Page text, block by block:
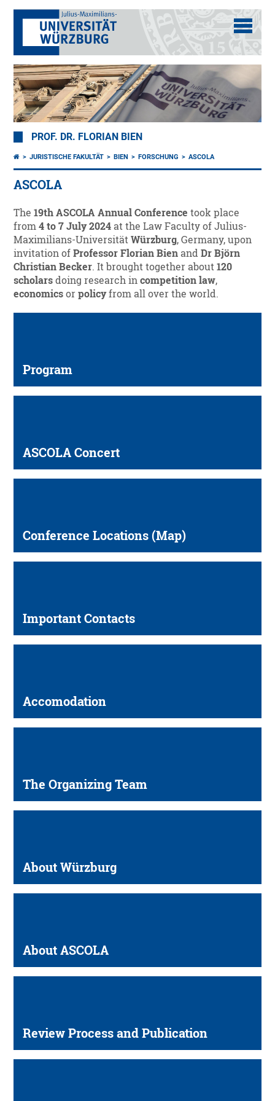
PROF. DR. FLORIAN BIEN
JURISTISCHE FAKULTÄT BIEN FORSCHUNG ASCOLA
ASCOLA
The19th ASCOLA Annual Conference took place
from4 to 7 July 2024 at the Law Faculty of Julius-
Maximilians-UniversitätWürzburg, Germany, upon
invitation ofProfessor Florian Bien andDr Björn
Christian Becker. It brought together about120
scholarsdoing research incompetition law,
economics orpolicyfrom all over the world.
Program
ASCOLA Concert
Conference Locations (Map)
Important Contacts
Accomodation
The Organizing Team
About Würzburg
About ASCOLA
Review Process and Publication